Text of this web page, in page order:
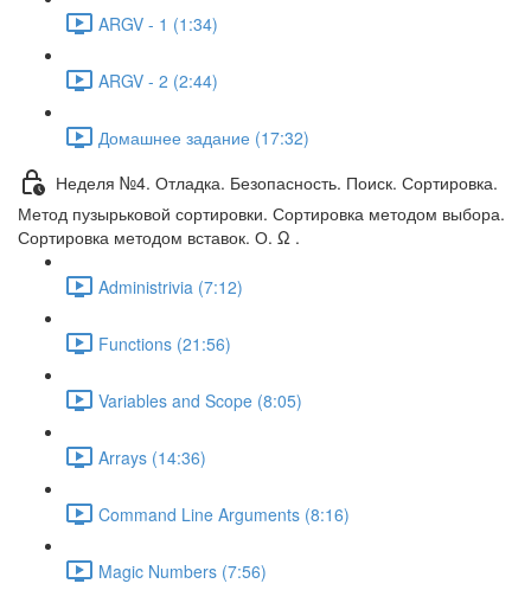
ARGV - 1 (1:34)
ARGV - 2 (2:44)
Домашнее задание (17:32)
Неделя №4. Отладка. Безопасность. Поиск. Сортировка.
Метод пузырьковой сортировки. Сортировка методом выбора.
Сортировка методом вставок. О. Ω .
Administrivia (7:12)
Functions (21:56)
Variables and Scope (8:05)
Arrays (14:36)
Command Line Arguments (8:16)
Magic Numbers (7:56)